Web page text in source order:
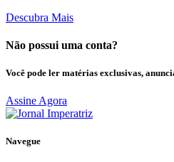
Descubra Mais
Não possui uma conta?
Você pode ler matérias exclusivas,
Assine Agora
Navegue